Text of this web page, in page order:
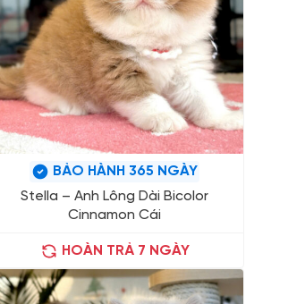
BẢO HÀNH 365 NGÀY
Stella – Anh Lông Dài Bicolor
Cinnamon Cái
HOÀN TRẢ 7 NGÀY